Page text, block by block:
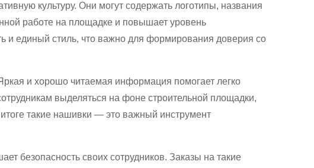
культуру. Они могут содержать логотипы, названия
работе на площадке и повышает уровень
и единый стиль, что важно для формирования доверия со
и хорошо читаемая информация помогает легко
выделяться на фоне строительной площадки,
такие нашивки — это важный инструмент
безопасность своих сотрудников. Заказы на такие